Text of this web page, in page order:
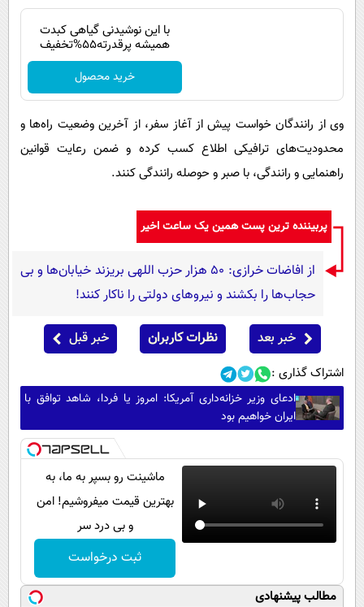
با این نوشیدنی گیاهی کبدت
همیشه پرقدرته55%تخفیف
خرید محصول
وی از رانندگان خواست پیش از آغاز سفر، از آخرین وضعیت راه‌ها و
محدودیت‌های ترافیکی اطلاع کسب کرده و ضمن رعایت قوانین
راهنمایی و رانندگی، با صبر و حوصله رانندگی کنند.
پربیننده ترین پست همین یک ساعت اخیر
از افاضات خرازی: ۵۰ هزار حزب اللهی بریزند خیابان‌ها و بی
حجاب‌ها را بکشند و نیرو‌های دولتی را ناکار کنند!
خبر بعد نظرات کاربران خبر قبل
اشتراک گذاری :
ادعای وزیر خزانه‌داری آمریکا: امروز یا فردا، شاهد توافق با
ایران خواهیم بود
ماشینت رو بسپر به ما، به
بهترین قیمت میفروشیم! امن
و بی درد سر
ثبت درخواست
مطالب پیشنهادی